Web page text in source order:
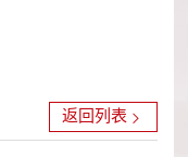
返回列表